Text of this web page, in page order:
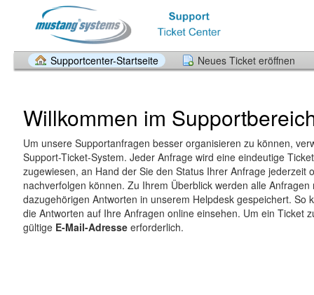
Supportcenter-Startseite Neues Ticket eröffnen
Willkommen im
Um unsere Supportanfragen besser organisieren zu können,
Support-Ticket-System. Jeder Anfrage wird eine eindeutige
zugewiesen, an Hand der Sie den Status Ihrer Anfrage jederzeit
nachverfolgen können. Zu Ihrem Überblick werden alle Anfragen
dazugehörigen Antworten in unserem Helpdesk gespeichert. So
die Antworten auf Ihre Anfragen online einsehen. Um ein Ticket
gültige E-Mail-Adresseerforderlich.